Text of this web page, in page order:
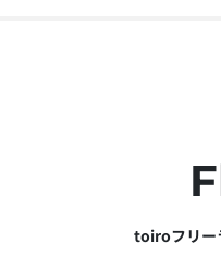
toiroフリー